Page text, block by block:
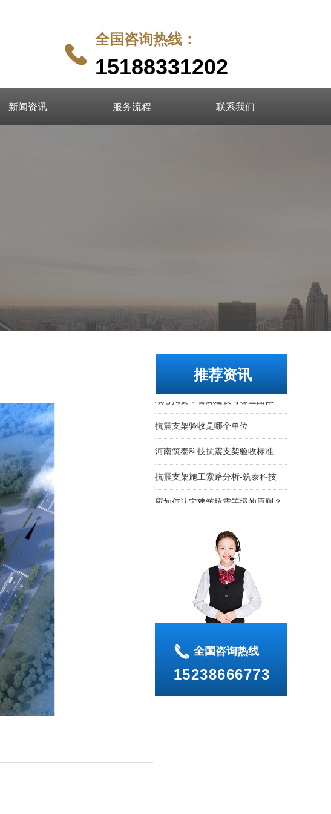
新闻资讯 服务流程 联系我们
全国咨询热线：
15188331202
끅
推荐资讯
全国咨询热线
15238666773
끅
核心摘要：管廊建设有哪些团体标准？
抗震支架验收是哪个单位
河南筑泰科技抗震支架验收标准
抗震支架施工索赔分析-筑泰科技
应如何认定建筑抗震等级的原则？